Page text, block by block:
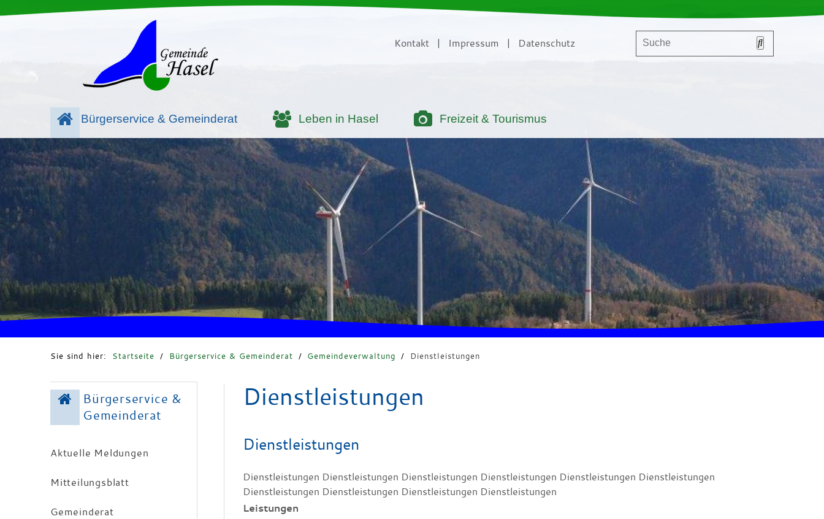
Kontakt | Impressum | Datenschutz
Bürgerservice & Gemeinderat Leben in Hasel Freizeit & Tourismus
Sie sind hier: Startseite / Bürgerservice & Gemeinderat / Gemeindeverwaltung / Dienstleistungen
Bürgerservice &
Gemeinderat
Aktuelle Meldungen
Mitteilungsblatt
Gemeinderat
Dienstleistungen
Dienstleistungen
Dienstleistungen Dienstleistungen Dienstleistungen Dienstleistungen Dienstleistungen Dienstleistungen
Dienstleistungen Dienstleistungen Dienstleistungen Dienstleistungen
Leistungen